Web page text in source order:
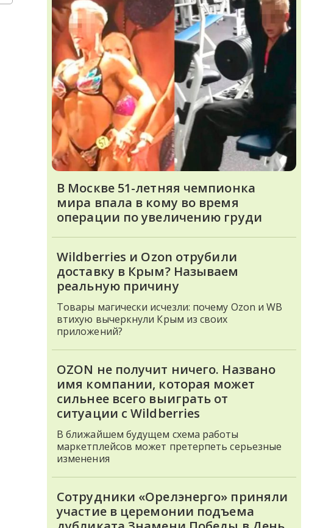
В Москве 51-летняя чемпионка
мира впала в кому во время
операции по увеличению груди
Wildberries и Ozon отрубили
доставку в Крым? Называем
реальную причину
Товары магически исчезли: почему Ozon и WB
втихую вычеркнули Крым из своих
приложений?
OZON не получит ничего. Названо
имя компании, которая может
сильнее всего выиграть от
ситуации с Wildberries
В ближайшем будущем схема работы
маркетплейсов может претерпеть серьезные
изменения
Сотрудники «Орелэнерго» приняли
участие в церемонии подъема